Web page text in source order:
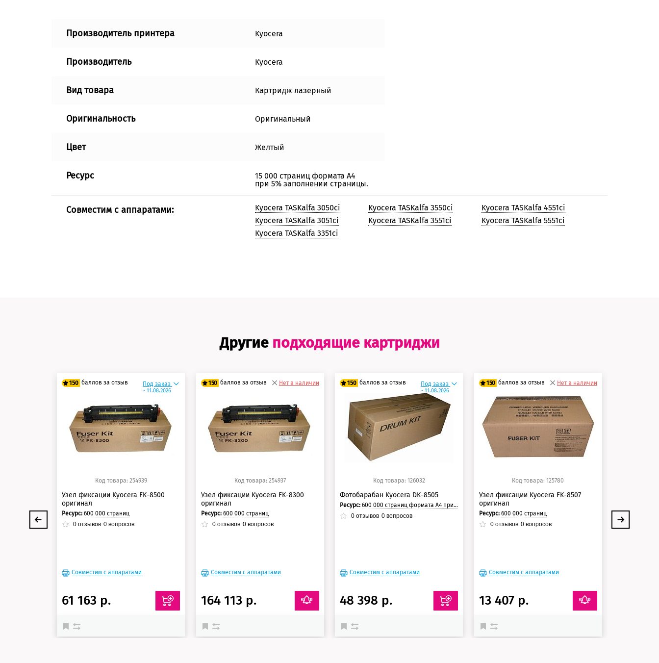
Производитель принтера Kyocera
Производитель Kyocera
Вид товара Картридж лазерный
Оригинальность Оригинальный
Цвет Желтый
Ресурс
15 000 страниц формата А4
при 5% заполнении страницы.
Совместим с аппаратами:
Kyocera TASKalfa 3050ci
Kyocera TASKalfa 3051ci
Kyocera TASKalfa 3351ci
Kyocera TASKalfa 3550ci
Kyocera TASKalfa 3551ci
Kyocera TASKalfa 4551ci
Kyocera TASKalfa 5551ci
Другие подходящие картриджи
150 баллов за отзыв
125 баллов
150 баллов
Под заказ
~ 11.08.2026
Код товара: 254939
Узел фиксации Kyocera FK-8500
оригинал
Ресурс:600 000 страниц
0 отзывов 0 вопросов
Совместим с аппаратами
61 163 р.
150 баллов за отзыв
125 баллов
150 баллов
Нет в наличии
Код товара: 254937
Узел фиксации Kyocera FK-8300
оригинал
Ресурс: 600 000 страниц
0отзывов 0вопросов
Совместим с аппаратами
164 113 р.
150 баллов за отзыв
125 баллов
150 баллов
Под заказ
~ 11.08.2026
Код товара: 126032
Фотобарабан Kyocera DK-8505
Ресурс:600 000 страниц формата А4 при 5% заполнении страницы.
0 отзывов 0 вопросов
Совместим с аппаратами
48 398 р.
150 баллов за отзыв
125 баллов
150 баллов
Нет в наличии
Код товара: 125780
Узел фиксации Kyocera FK-8507
оригинал
Ресурс: 600 000 страниц
0отзывов 0вопросов
Совместим с аппаратами
13 407 р.
Ресурс: